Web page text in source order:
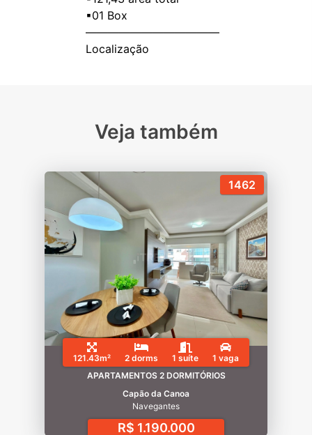
▪01 Box
————————————
Veja também
1462
121.43m² 2 dorms 1 suíte
1 vaga
APARTAMENTOS 2 DORMITÓRIOS
Capão da Canoa
Navegantes
R$ 1.190.000